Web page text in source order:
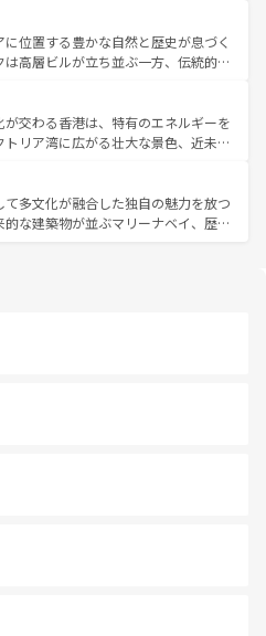
、韓国の多彩な魅力を心ゆくまで味
わってみてほしい。 なお、新着の韓国情報はコンテンツ一
。
が息づく。ハノイの古い町並みやホ
統治時代の建物も、独特の雰囲気を
、バラエティの豊かさとおいしさで
ミー、ベトナムコーヒーなどは、ぜ
。どの地域を訪れてもあたたかい人々
るので、きっと忘れられない旅にな
位置する豊かな自然と歴史が息づく
高層ビルが立ち並ぶ一方、伝統的な
。北部ではチェンマイなどの山岳地
、南部ではプーケットやクラビの美し
分を楽しむことができる。タイ料理
温暖で、どの季節にも異なる楽しみ
みやすいタイの人々、仏教を中心とし
観光資源が、訪れる旅人を魅了し続
が交わる香港は、特有のエネルギーを
リア湾に広がる壮大な景色、近未来
動するはず。観光スポットが密集し
どころを回れるのも魅力。息をのむよ
体験まで、香港を存分に楽しみ尽く
て多文化が融合した独自の魅力を放つ
な建築物が並ぶマリーナベイ、歴史
の風情を楽しめる外せないスポット